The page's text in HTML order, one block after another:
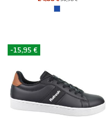
-15,95 €